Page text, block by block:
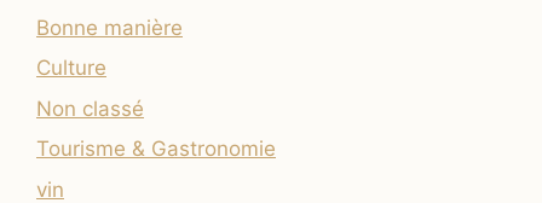
Bonne manière
Culture
Non classé
Tourisme & Gastronomie
vin